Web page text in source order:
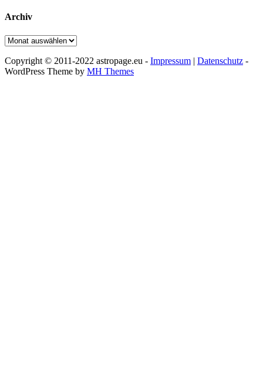
Archiv
Archiv
Copyright © 2011-2022 astropage.eu - Impressum | Datenschutz -
WordPress Theme by MH Themes